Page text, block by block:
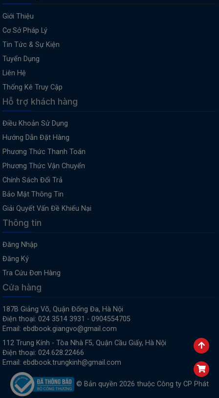
Giới Thiệu
Cơ Sở Pháp Lý
Tin Tức & Sự Kiện
Tuyển Dụng
Liên Hệ
Thống Kê Truy Cập
Hỗ trợ khách hàng
Điều Khoản Sử Dụng
Hướng Dẫn Đặt Hàng
Phương Thức Thanh Toán
Phương Thức Vận Chuyển
Chính Sách Đổi Trả
Bảo Mật Thông Tin
Giải Quyết Vấn Đề Khiếu Nại
Thông tin
Đăng Nhập
Đăng Ký
Tra Cứu Đơn Hàng
Cửa hàng
187B Giảng Võ, Quận Đống Đa, Hà Nội
Điện thoại: 024 3514 3931 - 0904554705
Email: ebdbook.giangvo@gmail.com
112 Trung Kính - Tòa Nhà F5, Quận Cầu Giấy, Hà Nội
Điện thoại: 024.628.22466
Email: ebdbook.trungkinh@gmail.com
© Bản quyền 2026 thuộc Công ty CP Phát